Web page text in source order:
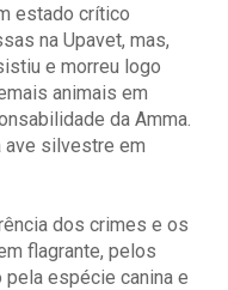
estado crítico
na Upavet, mas,
e morreu logo
animais em
da Amma.
ave silvestre em
dos crimes e os
flagrante, pelos
espécie canina e